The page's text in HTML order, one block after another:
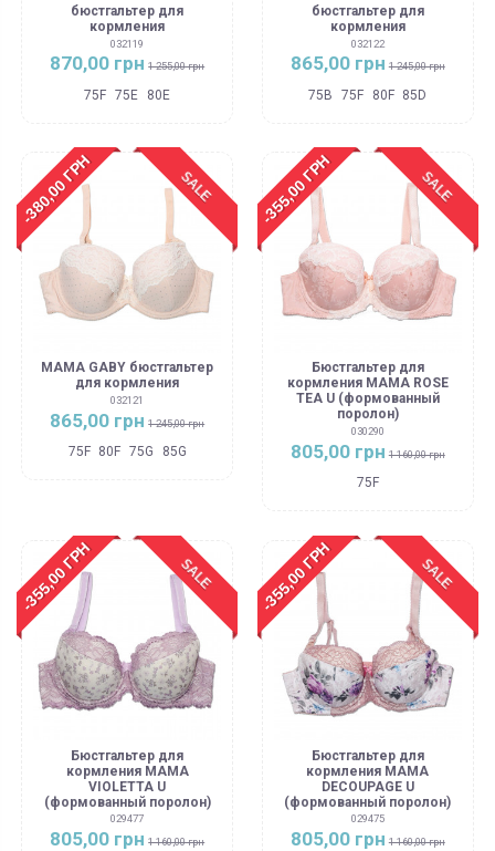
бюстгальтер для
кормления
032119
870,00 грн 1 255,00 грн
75F 75E 80E
бюстгальтер для
кормления
032122
865,00 грн 1 245,00 грн
75B 75F 80F 85D
SALE
-380,00 ГРН
MAMA GABY бюстгальтер
для кормления
032121
865,00 грн 1 245,00 грн
75F 80F 75G 85G
SALE
-355,00 ГРН
Бюстгальтер для
кормления MAMA ROSE
TEA U (формованный
поролон)
030290
805,00 грн 1 160,00 грн
75F
SALE
-355,00 ГРН
Бюстгальтер для
кормления MAMA
VIOLETTA U
(формованный поролон)
029477
805,00 грн 1 160,00 грн
SALE
-355,00 ГРН
Бюстгальтер для
кормления MAMA
DECOUPAGE U
(формованный поролон)
029475
805,00 грн 1 160,00 грн